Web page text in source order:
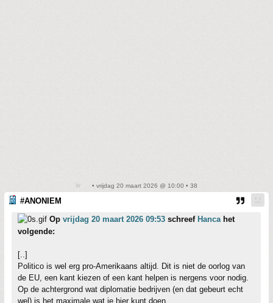
• vrijdag 20 maart 2026 @ 10:00 • 38
#ANONIEM
Op vrijdag 20 maart 2026 09:53 schreef Hancahet
volgende:
[..]
Politico is wel erg pro-Amerikaans altijd. Dit is niet de oorlog van
de EU, een kant kiezen of een kant helpen is nergens voor nodig.
Op de achtergrond wat diplomatie bedrijven (en dat gebeurt echt
wel) is het maximale wat je hier kunt doen.